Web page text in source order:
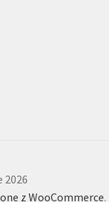
2026
z WooCommerce.